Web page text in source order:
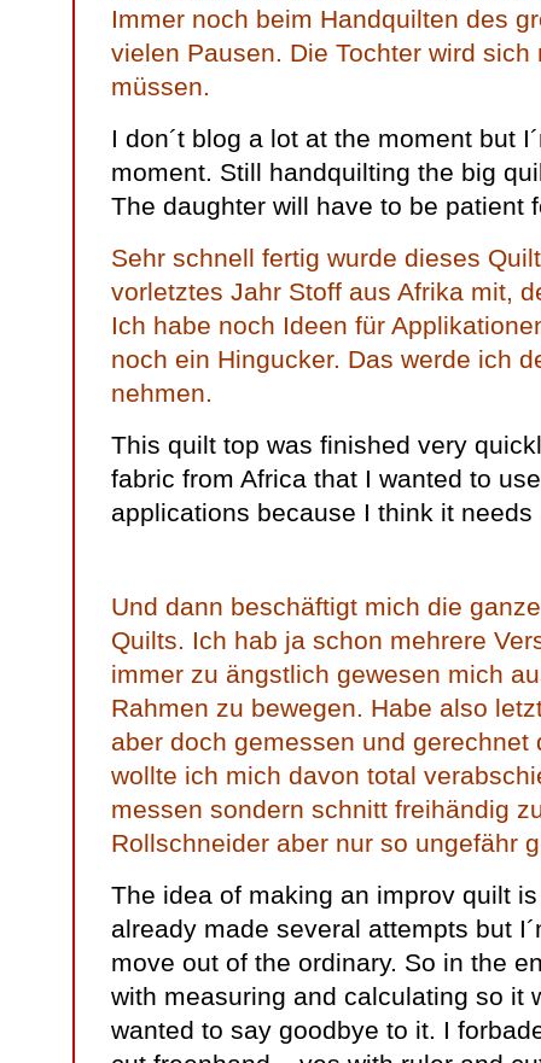
Immer noch beim Handquilten des
vielen Pausen. Die Tochter wird
müssen.
I don´t blog a lot at the moment but
moment. Still handquilting the big
The daughter will have to be patient
Sehr schnell fertig wurde dieses
vorletztes Jahr Stoff aus Afrika mit,
Ich habe noch Ideen für
noch ein Hingucker. Das werde ich
nehmen.
This quilt top was finished very
fabric from Africa that I wanted to
applications because I think it needs
Und dann beschäftigt mich die
Quilts. Ich hab ja schon mehrere
immer zu ängstlich gewesen mich
Rahmen zu bewegen. Habe also
aber doch gemessen und
wollte ich mich davon total
messen sondern schnitt freihändig
Rollschneider aber nur so ungefähr
The idea of making an improv quilt
already made several attempts but
move out of the ordinary. So in the
with measuring and calculating so it
wanted to say goodbye to it. I